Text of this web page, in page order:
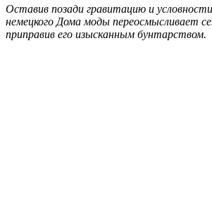
Оставив позади гравитацию и
немецкого Дома моды переосмысливает
приправив его изысканным бунтарством.